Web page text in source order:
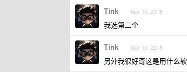
Tink Mar 15, 2018
我选第二个
Tink Mar 15, 2018
另外我很好奇这是用什么